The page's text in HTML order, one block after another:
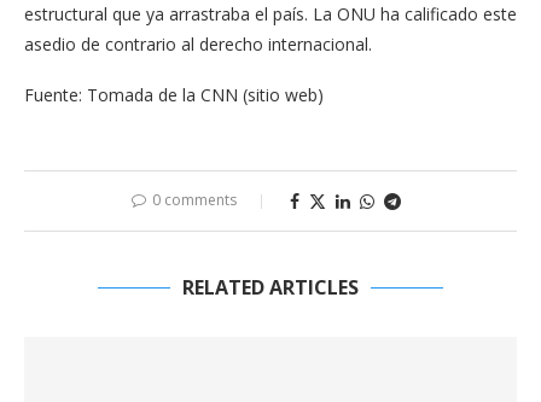
estructural que ya arrastraba el país. La ONU ha calificado este
asedio de contrario al derecho internacional.
Fuente: Tomada de la CNN (sitio web)
0 comments
RELATED ARTICLES